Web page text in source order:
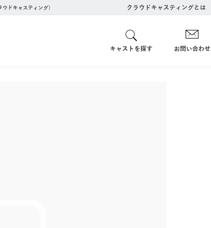
ドキャスティング） クラウドキャスティングとは
キャストを探す お問い合わせ